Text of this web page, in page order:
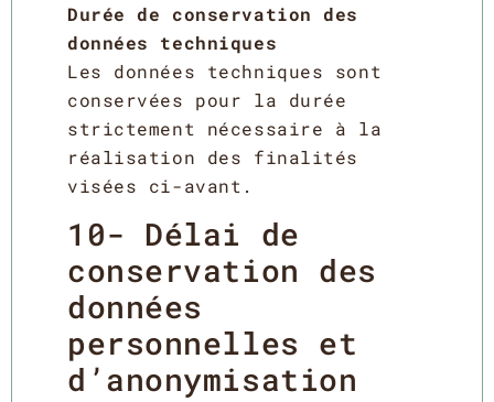
Durée de conservation des
données techniques
Les données techniques sont
conservées pour la durée
strictement nécessaire à la
réalisation des finalités
visées ci-avant.
10- Délai de
conservation des
données
personnelles et
d’anonymisation